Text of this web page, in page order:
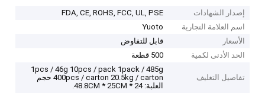
إصدار الشهادات
FDA, CE, ROHS, FCC, UL, PSE
اسم العلامة التجارية
Yuoto
الأسعار
قابل للتفاوض
الحد الأدنى لكمية
500 قطعة
تفاصيل التغليف
1pcs / 46g 10pcs / pack 1pack / 485g
400pcs / carton 20.5kg / carton حجم
العلبة: 48.8CM * 25CM * 24.